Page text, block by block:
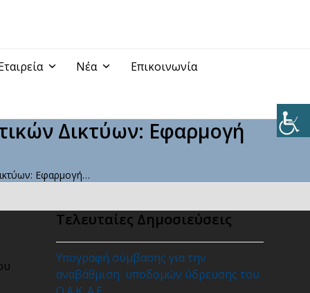
Νέα Επικοινωνία
Δικτύων: Εφαρμογή
Εφαρμογή…
Τελευταίες Δημοσιεύσεις
Υπογραφή σύμβασης για την
αναβάθμιση υποδομών ύδρευσης του